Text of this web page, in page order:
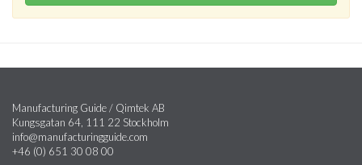
Manufacturing Guide / Qimtek AB
Kungsgatan 64, 111 22 Stockholm
info@manufacturingguide.com
+46 (0) 651 30 08 00